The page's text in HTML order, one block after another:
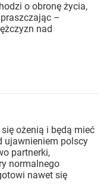
o obronę życia,
–
nad
ożenią i będą mieć
ujawnieniem polscy
partnerki,
normalnego
nawet się